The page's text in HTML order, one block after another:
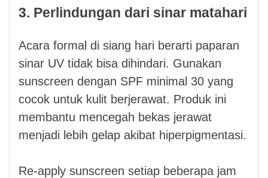
3. Perlindungan dari sinar matahari
Acara formal di siang hari berarti paparan
sinar UV tidak bisa dihindari. Gunakan
sunscreen dengan SPF minimal 30 yang
cocok untuk kulit berjerawat. Produk ini
membantu mencegah bekas jerawat
menjadi lebih gelap akibat hiperpigmentasi.
Re-apply sunscreen setiap beberapa jam